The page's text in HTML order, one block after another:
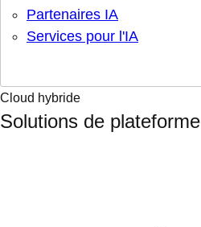
Partenaires IA
Services pour l'IA
Cloud hybride
Solutions de plateforme